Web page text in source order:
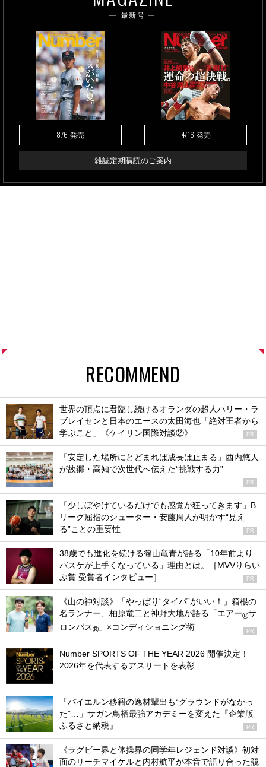
最新号
8/6 発売 4/16 発売
雑誌定期購読のご案内
RECOMMEND
世界の頂点に君臨し続けるオランダの超人ハリー・ラ
ブレイセンと日本のエースの太田海也「絶対王者から
学ぶこと」《ケイリン国際対談②》
PR
「安定した場所にとどまれば成長は止まる」西内悠人
が故郷・高知で次世代へ伝えた“挑戦する力”
PR
「少しぼやけているだけでも感覚が狂ってきます」B
リーグ屈指のシューター・安藤周人が明かす“見え
る”ことの重要性
PR
38歳でも進化を続ける篠山竜青が語る「10年前より
バスケが上手くなっている」理由とは。［MVVりらい
ぶ賞 受賞者インタビュー］
PR
《山の神対談》「やっぱり“タイパ”がいい！」箱根の
名ランナー、柏原竜二と神野大地が語る「エアー®サ
ロンパス® 」×コンディショニング術 PR
Number SPORTS OF THE YEAR 2026 開催決定！
2026年を代表するアスリートを表彰
「バイエルン移籍の逸材輩出も“グラウンドがなかっ
た”…」サガン鳥栖最強アカデミーを変えた『企業版
ふるさと納税』
PR
《ラグビー界と体操界の同学年レジェンド対談》初対
面のリーチマイケルと内村航平が本音で語り合った競